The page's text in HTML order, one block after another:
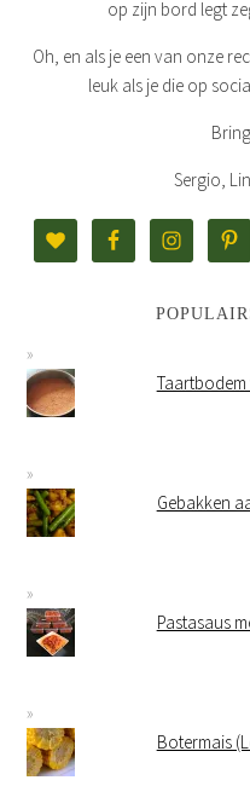
op zijn bord legt
Oh, en als je een van onze
leuk als je die op
Sergio,
Gebakken
Pastasaus
Botermais